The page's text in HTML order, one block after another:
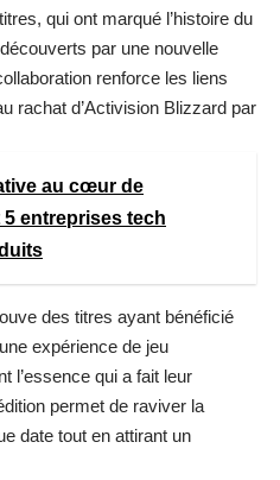
qui ont marqué l’histoire du
par une nouvelle
renforce les liens
rachat d’Activision Blizzard par
au cœur de
entreprises tech
des titres ayant bénéficié
expérience de jeu
l’essence qui a fait leur
permet de raviver la
date tout en attirant un